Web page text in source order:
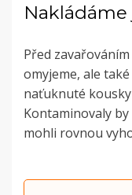
Před
omyjeme, ale
naťuknuté
Kontaminovaly
mohli rovnou